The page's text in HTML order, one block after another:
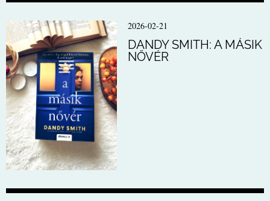
2026-02-21
DANDY SMITH: A MÁSIK
NŐVÉR